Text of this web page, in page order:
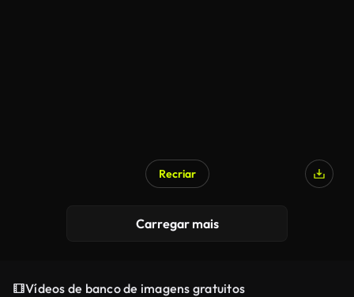
Recriar
Carregar mais
Vídeos de banco de imagens gratuitos